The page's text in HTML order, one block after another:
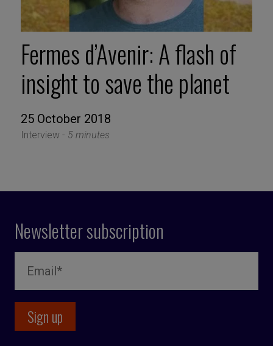
Fermes d’Avenir: A flash of
insight to save the planet
25 October 2018
Interview - 5 minutes
Newsletter subscription